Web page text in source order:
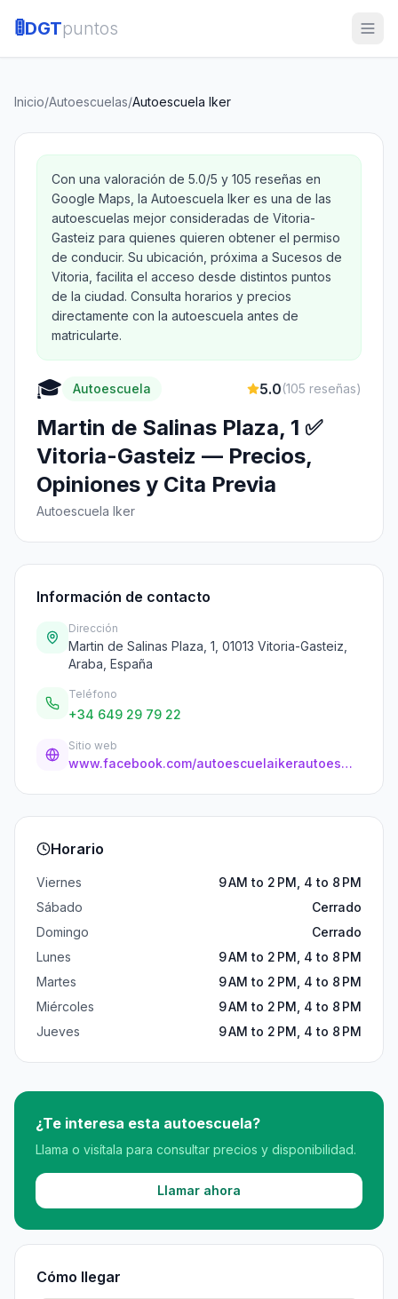
🚦DGTpuntos
Inicio/Autoescuelas/Autoescuela Iker
Con una valoración de 5.0/5 y 105 reseñas en
Google Maps, la Autoescuela Iker es una de las
autoescuelas mejor consideradas de Vitoria-
Gasteiz para quienes quieren obtener el permiso
de conducir. Su ubicación, próxima a Sucesos de
Vitoria, facilita el acceso desde distintos puntos
de la ciudad. Consulta horarios y precios
directamente con la autoescuela antes de
matricularte.
🎓 Autoescuela 5.0(105 reseñas)
Martin de Salinas Plaza, 1 ✅
Vitoria-Gasteiz — Precios,
Opiniones y Cita Previa
Autoescuela Iker
Información de contacto
Dirección
Martin de Salinas Plaza, 1, 01013 Vitoria-Gasteiz,
Araba, España
Teléfono
+34 649 29 79 22
Sitio web
www.facebook.com/autoescuelaikerautoeskola
Horario
Viernes
9 AM to 2 PM, 4 to 8 PM
Sábado
Cerrado
Domingo
Cerrado
Lunes
9 AM to 2 PM, 4 to 8 PM
Martes
9 AM to 2 PM, 4 to 8 PM
Miércoles
9 AM to 2 PM, 4 to 8 PM
Jueves
9 AM to 2 PM, 4 to 8 PM
¿Te interesa esta autoescuela?
Llama o visítala para consultar precios y disponibilidad.
Llamar ahora
Cómo llegar